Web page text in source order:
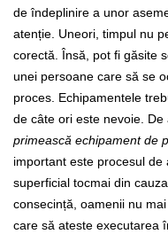
de îndeplinire a unor
atenție. Uneori, timpul nu
corectă. Însă, pot fi găsite
unei persoane care să se
proces. Echipamentele
de câte ori este nevoie. De
primească echipament de
important este procesul
superficial tocmai din
consecință, oamenii nu
care să ateste executarea